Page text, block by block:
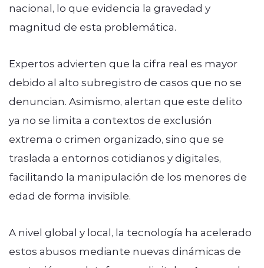
nacional, lo que evidencia la gravedad y
magnitud de esta problemática.
Expertos advierten que la cifra real es mayor
debido al alto subregistro de casos que no se
denuncian. Asimismo, alertan que este delito
ya no se limita a contextos de exclusión
extrema o crimen organizado, sino que se
traslada a entornos cotidianos y digitales,
facilitando la manipulación de los menores de
edad de forma invisible.
A nivel global y local, la tecnología ha acelerado
estos abusos mediante nuevas dinámicas de